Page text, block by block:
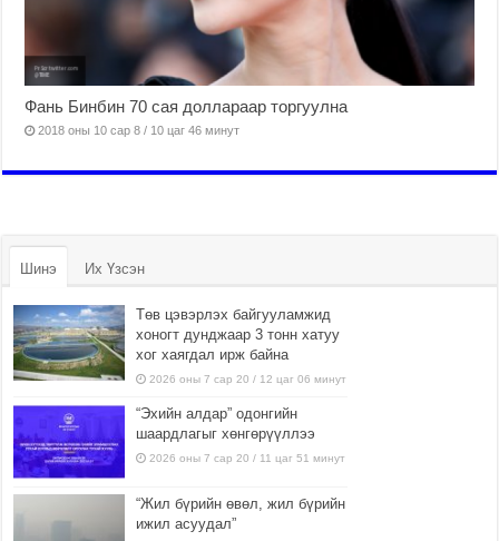
Фань Бинбин 70 сая доллараар торгуулна
2018 оны 10 сар 8 / 10 цаг 46 минут
Шинэ Их Үзсэн
Төв цэвэрлэх байгууламжид
хоногт дунджаар 3 тонн хатуу
хог хаягдал ирж байна
2026 оны 7 сар 20 / 12 цаг 06 минут
“Эхийн алдар” одонгийн
шаардлагыг хөнгөрүүллээ
2026 оны 7 сар 20 / 11 цаг 51 минут
“Жил бүрийн өвөл, жил бүрийн
ижил асуудал”